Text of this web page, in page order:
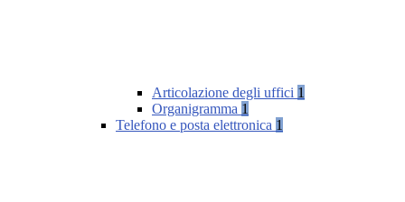
Articolazione degli uffici 1
Organigramma 1
Telefono e posta elettronica 1